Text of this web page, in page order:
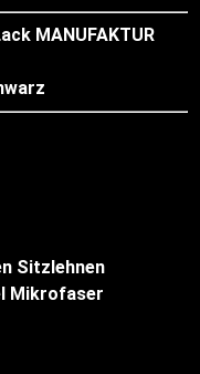
MANUFAKTUR
Sitzlehnen
Mikrofaser